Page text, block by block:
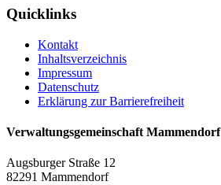
Quicklinks
Kontakt
Inhaltsverzeichnis
Impressum
Datenschutz
Erklärung zur Barrierefreiheit
Verwaltungsgemeinschaft Mammendorf
Augsburger Straße 12
82291 Mammendorf